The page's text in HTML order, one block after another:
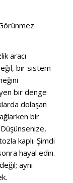
aracı
bir sistem
bir denge
dolaşan
bir
kaplı. Şimdi
hayal edin.
aynı